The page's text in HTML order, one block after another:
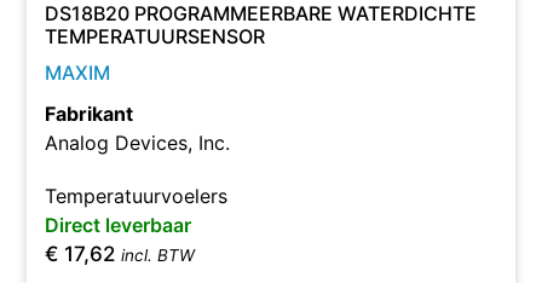
DS18B20 PROGRAMMEERBARE WATERDICHTE
TEMPERATUURSENSOR
MAXIM
Fabrikant
Analog Devices, Inc.
Temperatuurvoelers
Direct leverbaar
€ 17,62 incl. BTW